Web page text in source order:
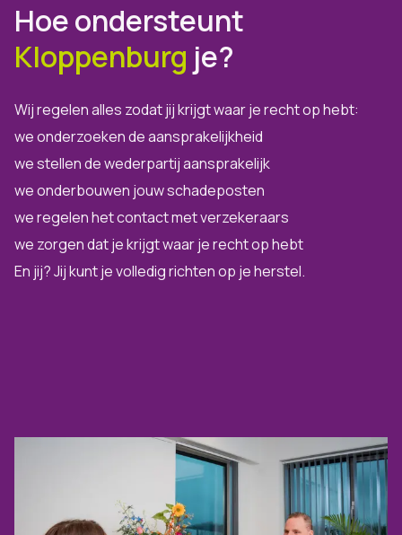
Hoe ondersteunt
Kloppenburg je?
Wij regelen alles zodat jij krijgt waar je recht op hebt:
we onderzoeken de aansprakelijkheid
we stellen de wederpartij aansprakelijk
we onderbouwen jouw schadeposten
we regelen het contact met verzekeraars
we zorgen dat je krijgt waar je recht op hebt
En jij? Jij kunt je volledig richten op je herstel.